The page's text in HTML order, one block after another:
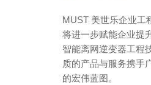
MUST 美世乐企业工
将进一步赋能企业提
智能离网逆变器工程
质的产品与服务携手
的宏伟蓝图。